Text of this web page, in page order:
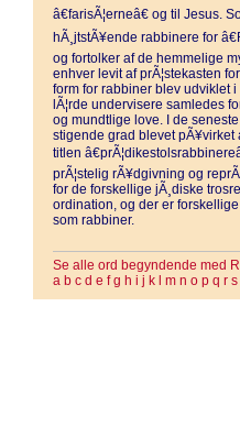
â€farisÃ¦erneâ€ og til Jesus.
hÃ¸jtstÃ¥ende rabbinere for
og fortolker af de hemmelige
enhver levit af prÃ¦stekasten
form for rabbiner blev udviklet
lÃ¦rde undervisere samledes
og mundtlige love. I de
stigende grad blevet pÃ¥virket
titlen
prÃ¦stelig rÃ¥dgivning og
for de forskellige jÃ¸diske
ordination, og der er
som rabbiner.
Se alle ord begyndende med R
a b c d e f g h i j k m n o p q r s